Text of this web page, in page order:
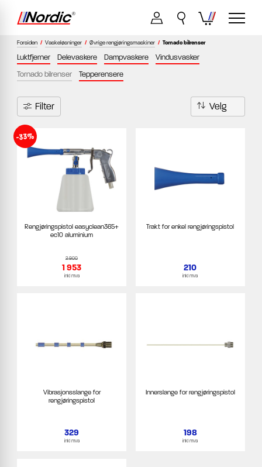
Forsiden / Vaskeløsninger / Øvrige rengjøringsmaskiner / Tornado bilrenser
Luktfjerner Delevaskere Dampvaskere
Vindusvasker
Tornado bilrenser
Tepperensere
Filter
-33%
Rengjøringspistol easyclean365+
ec10 aluminium
2 900
1 953
inkl mva
Trakt for enkel rengjøringspistol
210
inkl mva
Vibrasjonsslange for
rengjøringspistol
329
inkl mva
Innerslange for rengjøringspistol
198
inkl mva